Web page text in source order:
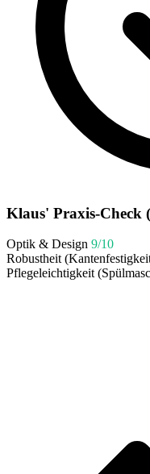
Klaus' Praxis-Check
Optik & Design 9/10
Robustheit
Pflegeleichtigkeit